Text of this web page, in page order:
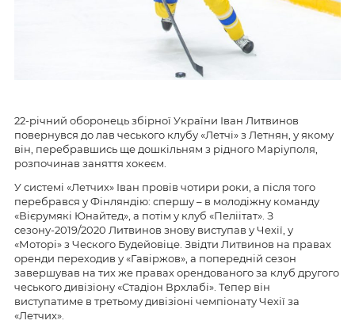
22-річний оборонець збірної України Іван Литвинов
повернувся до лав чеського клубу «Летчі» з Летнян, у якому
він, перебравшись ще дошкільням з рідного Маріуполя,
розпочинав заняття хокеєм.
У системі «Летчих» Іван провів чотири роки, а після того
перебрався у Фінляндію: спершу – в молодіжну команду
«Вієрумякі Юнайтед», а потім у клуб «Пеліітат». З
сезону-2019/2020 Литвинов знову виступав у Чехії, у
«Моторі» з Ческого Будейовіце. Звідти Литвинов на правах
оренди переходив у «Гавіржов», а попередній сезон
завершував на тих же правах орендованого за клуб другого
чеського дивізіону «Стадіон Врхлабі». Тепер він
виступатиме в третьому дивізіоні чемпіонату Чехії за
«Летчих».